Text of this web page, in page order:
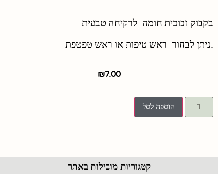
בקבוק זכוכית חומה לרקיחה טבעית
.ניתן לבחור ראש טיפות או ראש טפטפת
₪7.00
הוספה לסל
קטגוריות מובילות באתר